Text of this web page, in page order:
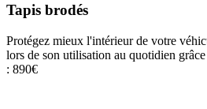
Tapis brodés
Protégez mieux l'intérieur de votre
lors de son utilisation au quotidien
: 890€